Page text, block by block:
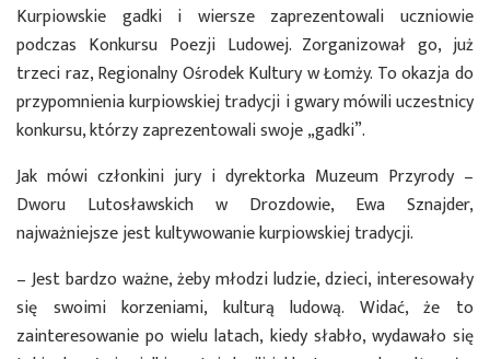
Kurpiowskie gadki i wiersze zaprezentowali uczniowie
podczas Konkursu Poezji Ludowej. Zorganizował go, już
trzeci raz, Regionalny Ośrodek Kultury w Łomży. To okazja do
przypomnienia kurpiowskiej tradycji i gwary mówili uczestnicy
konkursu, którzy zaprezentowali swoje „gadki”.
Jak mówi członkini jury i dyrektorka Muzeum Przyrody –
Dworu Lutosławskich w Drozdowie, Ewa Sznajder,
najważniejsze jest kultywowanie kurpiowskiej tradycji.
– Jest bardzo ważne, żeby młodzi ludzie, dzieci, interesowały
się swoimi korzeniami, kulturą ludową. Widać, że to
zainteresowanie po wielu latach, kiedy słabło, wydawało się